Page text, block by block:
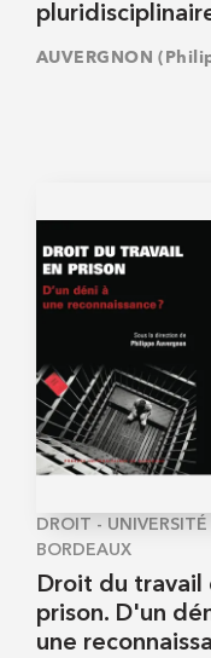
AUVERGNON
DROIT - UNIVERSITÉ
BORDEAUX
Droit du travail
prison. D'un
une